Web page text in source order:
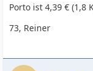
Porto ist 4,39 € (1,8
73, Reiner